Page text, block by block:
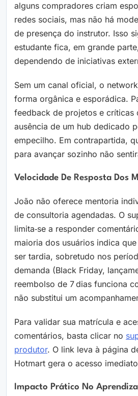
alguns compradores criam
redes sociais, mas não há
de presença do instrutor. Isso
estudante fica, em grande
dependendo de iniciativas
Sem um canal oficial, o
forma orgânica e esporádica.
feedback de projetos e críticas
ausência de um hub dedicado
empecilho. Em contrapartida,
para avançar sozinho não
Velocidade De Resposta Dos
João não oferece mentoria
de consultoria agendadas. O
limita‑se a responder
maioria dos usuários indica
ser tardia, sobretudo nos
demanda (Black Friday,
reembolso de 7 dias funciona
não substitui um
Para validar sua matrícula e
comentários, basta clicar no
produtor. O link leva à página
Hotmart gera o acesso
Impacto Prático No